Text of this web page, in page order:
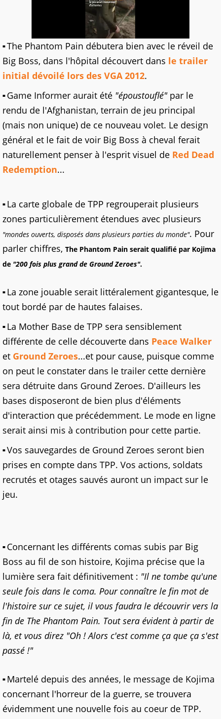
The Phantom Pain débutera bien avec le réveil de
Big Boss, dans l'hôpital découvert dans le trailer
initial dévoilé lors des VGA 2012.
Game Informer aurait été "époustouflé"par le
rendu de l'Afghanistan, terrain de jeu principal
(mais non unique) de ce nouveau volet. Le design
général et le fait de voir Big Boss à cheval ferait
naturellement penser à l'esprit visuel de Red Dead
Redemption...
La carte globale de TPP regrouperait plusieurs
zones particulièrement étendues avec plusieurs
"mondes ouverts, disposés dans plusieurs parties du monde". Pour
parler chiffres, The Phantom Pain serait qualifié par Kojima
de "200 fois plus grand de Ground Zeroes".
La zone jouable serait littéralement gigantesque, le
tout bordé par de hautes falaises.
La Mother Base de TPP sera sensiblement
différente de celle découverte dans Peace Walker
et Ground Zeroes...et pour cause, puisque comme
on peut le constater dans le trailer cette dernière
sera détruite dans Ground Zeroes. D'ailleurs les
bases disposeront de bien plus d'éléments
d'interaction que précédemment. Le mode en ligne
serait ainsi mis à contribution pour cette partie.
Vos sauvegardes de Ground Zeroes seront bien
prises en compte dans TPP. Vos actions, soldats
recrutés et otages sauvés auront un impact sur le
jeu.
Concernant les différents comas subis par Big
Boss au fil de son histoire, Kojima précise que la
lumière sera fait définitivement : "Il ne tombe qu'une
seule fois dans le coma. Pour connaître le fin mot de
l'histoire sur ce sujet, il vous faudra le découvrir vers la
fin de The Phantom Pain. Tout sera évident à partir de
là, et vous direz "Oh ! Alors c'est comme ça que ça s'est
passé !"
Martelé depuis des années, le message de Kojima
concernant l'horreur de la guerre, se trouvera
évidemment une nouvelle fois au coeur de TPP.